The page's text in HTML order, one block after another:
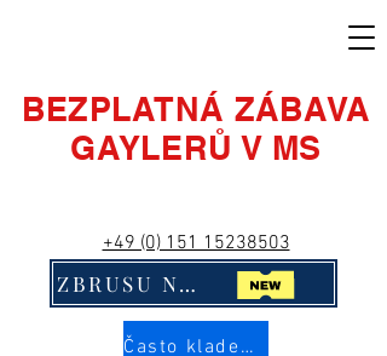
BEZPLATNÁ ZÁBAVA
GAYLERŮ V MS
+49 (0) 151 15238503
ZBRUSU NOVÉ! Klikni na mě!!
Často kladené otázky